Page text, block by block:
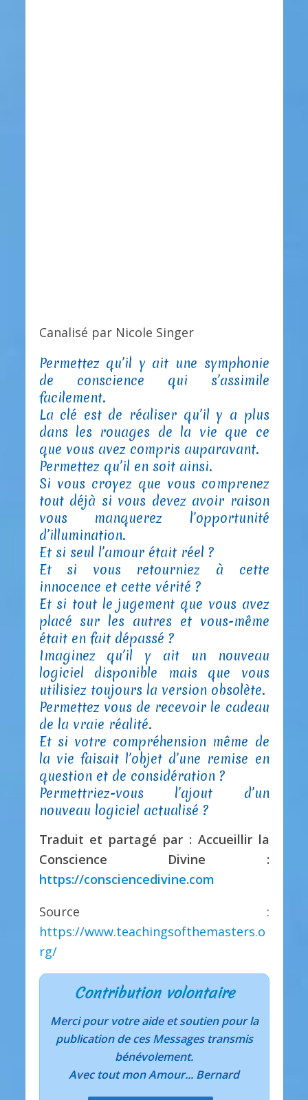
Canalisé par Nicole Singer
Permettez qu’il y ait une symphonie
de conscience qui s’assimile
facilement.
La clé est de réaliser qu’il y a plus
dans les rouages de la vie que ce
que vous avez compris auparavant.
Permettez qu’il en soit ainsi.
Si vous croyez que vous comprenez
tout déjà si vous devez avoir raison
vous manquerez l’opportunité
d’illumination.
Et si seul l’amour était réel ?
Et si vous retourniez à cette
innocence et cette vérité ?
Et si tout le jugement que vous avez
placé sur les autres et vous-même
était en fait dépassé ?
Imaginez qu’il y ait un nouveau
logiciel disponible mais que vous
utilisiez toujours la version obsolète.
Permettez vous de recevoir le cadeau
de la vraie réalité.
Et si votre compréhension même de
la vie faisait l’objet d’une remise en
question et de considération ?
Permettriez-vous l’ajout d’un
nouveau logiciel actualisé ?
Traduit et partagé par : Accueillir la
Conscience Divine :
https://consciencedivine.com
Source :
https://www.teachingsofthemasters.o
rg/
Contribution volontaire
Merci pour votre aide et soutien pour la
publication de ces Messages transmis
bénévolement.
Avec tout mon Amour... Bernard